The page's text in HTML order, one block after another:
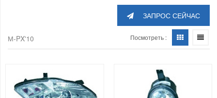
ЗАПРОС СЕЙЧАС
М-PX'10 Посмотреть :